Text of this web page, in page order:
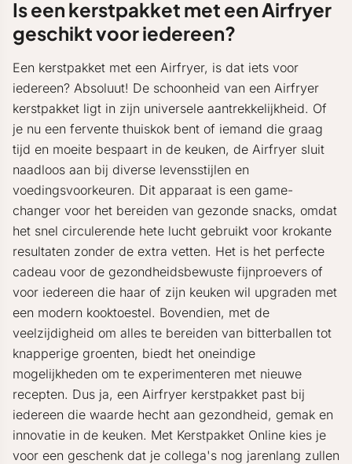
Is een kerstpakket met een Airfryer
geschikt voor iedereen?
Een kerstpakket met een Airfryer, is dat iets voor
iedereen? Absoluut! De schoonheid van een Airfryer
kerstpakket ligt in zijn universele aantrekkelijkheid. Of
je nu een fervente thuiskok bent of iemand die graag
tijd en moeite bespaart in de keuken, de Airfryer sluit
naadloos aan bij diverse levensstijlen en
voedingsvoorkeuren. Dit apparaat is een game-
changer voor het bereiden van gezonde snacks, omdat
het snel circulerende hete lucht gebruikt voor krokante
resultaten zonder de extra vetten. Het is het perfecte
cadeau voor de gezondheidsbewuste fijnproevers of
voor iedereen die haar of zijn keuken wil upgraden met
een modern kooktoestel. Bovendien, met de
veelzijdigheid om alles te bereiden van bitterballen tot
knapperige groenten, biedt het oneindige
mogelijkheden om te experimenteren met nieuwe
recepten. Dus ja, een Airfryer kerstpakket past bij
iedereen die waarde hecht aan gezondheid, gemak en
innovatie in de keuken. Met Kerstpakket Online kies je
voor een geschenk dat je collega's nog jarenlang zullen